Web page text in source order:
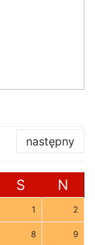
następny
S N
1 2
8 9